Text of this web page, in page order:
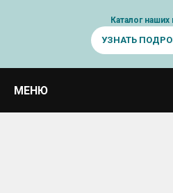
Каталог наших
УЗНАТЬ
МЕНЮ